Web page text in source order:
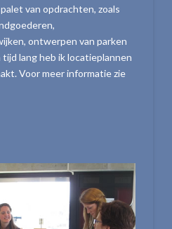
van opdrachten, zoals
ontwerpen van parken
lang heb ik locatieplannen
Voor meer informatie zie